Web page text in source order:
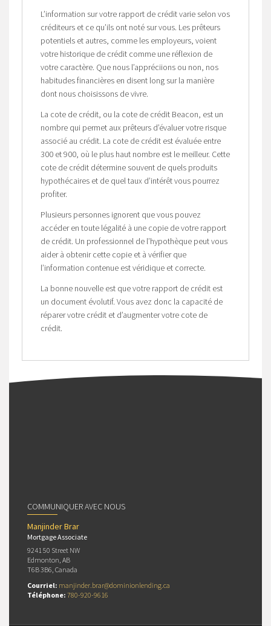
L’information sur votre rapport de crédit varie selon vos
créditeurs et ce qu’ils ont noté sur vous. Les prêteurs
potentiels et autres, comme les employeurs, voient
votre historique de crédit comme une réflexion de
votre caractère. Que nous l’appréciions ou non, nos
habitudes financières en disent long sur la manière
dont nous choisissons de vivre.
La cote de crédit, ou la cote de crédit Beacon, est un
nombre qui permet aux prêteurs d’évaluer votre risque
associé au crédit. La cote de crédit est évaluée entre
300 et 900, où le plus haut nombre est le meilleur. Cette
cote de crédit détermine souvent de quels produits
hypothécaires et de quel taux d’intérêt vous pourrez
profiter.
Plusieurs personnes ignorent que vous pouvez
accéder en toute légalité à une copie de votre rapport
de crédit. Un professionnel de l’hypothèque peut vous
aider à obtenir cette copie et à vérifier que
l’information contenue est véridique et correcte.
La bonne nouvelle est que votre rapport de crédit est
un document évolutif. Vous avez donc la capacité de
réparer votre crédit et d’augmenter votre cote de
crédit.
COMMUNIQUER AVEC NOUS
Manjinder Brar
Mortgage Associate
9241 50 Street NW
Edmonton, AB
T6B 3B6, Canada
Courriel: manjinder.brar@dominionlending.ca
Téléphone: 780-920-9616